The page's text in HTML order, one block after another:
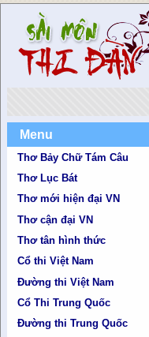
Menu
Thơ Bảy Chữ Tám Câu
Thơ Lục Bát
Thơ mới hiện đại VN
Thơ cận đại VN
Thơ tân hình thức
Cổ thi Việt Nam
Đường thi Việt Nam
Cổ Thi Trung Quốc
Đường thi Trung Quốc